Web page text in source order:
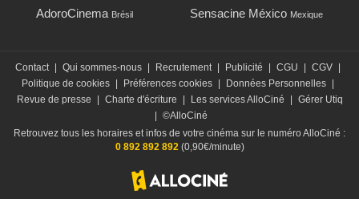
AdoroCinema Brésil Sensacine México Mexique
Contact Qui sommes-nous Recrutement Publicité CGU CGV
Politique de cookies
Préférences cookies Données Personnelles
Revue de presse
Charte d'écriture Les services AlloCiné
Gérer Utiq
©AlloCiné
Retrouvez tous les horaires et infos de votre cinéma sur le numéro AlloCiné :
0 892 892 892(0,90€/minute)